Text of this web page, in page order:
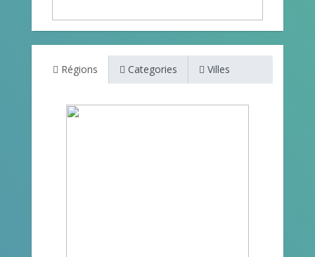
Régions Categories Villes